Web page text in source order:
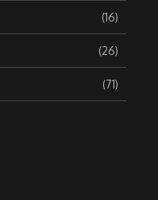
(16)
(26)
(71)